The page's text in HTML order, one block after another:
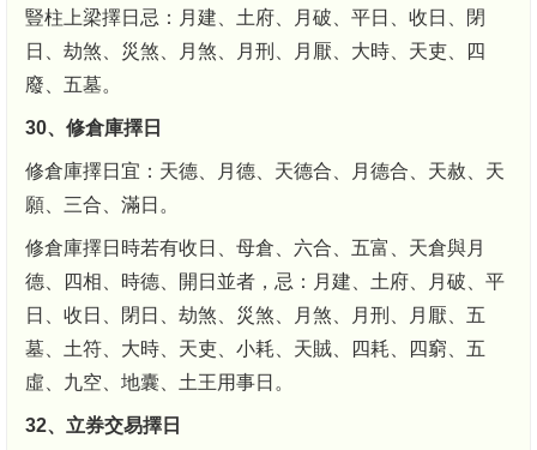
豎柱上梁擇日忌：月建、土府、月破、平日、收日、閉
日、劫煞、災煞、月煞、月刑、月厭、大時、天吏、四
廢、五墓。
30、修倉庫擇日
修倉庫擇日宜：天德、月德、天德合、月德合、天赦、天
願、三合、滿日。
修倉庫擇日時若有收日、母倉、六合、五富、天倉與月
德、四相、時德、開日並者，忌：月建、土府、月破、平
日、收日、閉日、劫煞、災煞、月煞、月刑、月厭、五
墓、土符、大時、天吏、小耗、天賊、四耗、四窮、五
虛、九空、地囊、土王用事日。
32、立券交易擇日